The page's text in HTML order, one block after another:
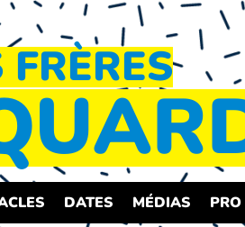
FRÈRES
DATES MÉDIAS PRO